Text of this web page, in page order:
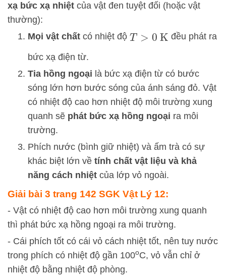
xạ bức xạ nhiệt của vật đen tuyệt đối (hoặc vật
thường):
Mọi vật chất có nhiệt độ T>0 K đều phát ra
bức xạ điện từ.
Tia hồng ngoại là bức xạ điện từ có bước
sóng lớn hơn bước sóng của ánh sáng đỏ. Vật
có nhiệt độ cao hơn nhiệt độ môi trường xung
quanh sẽ phát bức xạ hồng ngoại ra môi
trường.
Phích nước (bình giữ nhiệt) và ấm trà có sự
khác biệt lớn về tính chất vật liệu và khả
năng cách nhiệt của lớp vỏ ngoài.
Giải bài 3 trang 142 SGK Vật Lý 12:
- Vật có nhiệt độ cao hơn môi trường xung quanh
thì phát bức xạ hồng ngoại ra môi trường.
- Cái phích tốt có cái vỏ cách nhiệt tốt, nên tuy nước
trong phích có nhiệt độ gần 100oC, vỏ vẫn chỉ ở
nhiệt độ bằng nhiệt độ phòng.